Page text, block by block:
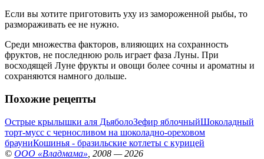
Если вы хотите приготовить уху из замороженной рыбы, то
размораживать ее не нужно.
Среди множества факторов, влияющих на сохранность
фруктов, не последнюю роль играет фаза Луны. При
восходящей Луне фрукты и овощи более сочны и ароматны и
сохраняются намного дольше.
Похожие рецепты
Острые крылышки аля ДьяболоЗефир яблочныйШоколадный
торт-мусс с черносливом на шоколадно-ореховом
брауниКошинья - бразильские котлеты с курицей
© ООО «Владмама» , 2008 — 2026